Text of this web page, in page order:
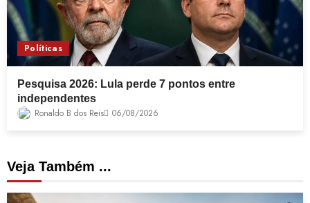
Políticas
Pesquisa 2026: Lula perde 7 pontos entre
independentes
Ronaldo B dos Reis 06/08/2026
Veja Também ...